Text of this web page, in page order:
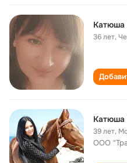
Катюша
36 лет,
Катюша
39 лет,
ООО